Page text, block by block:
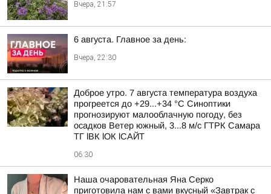
Вчера, 21:57
6 августа. Главное за день:
Вчера, 22:30
Доброе утро. 7 августа температура воздуха
прогреется до +29...+34 °C Синоптики
прогнозируют малооблачную погоду, без
осадков Ветер южный, 3...8 м/с ГТРК Самара
ТГ lВК lОК lСАЙТ
06:30
Наша очаровательная Яна Серко
приготовила нам с вами вкусный «Завтрак с